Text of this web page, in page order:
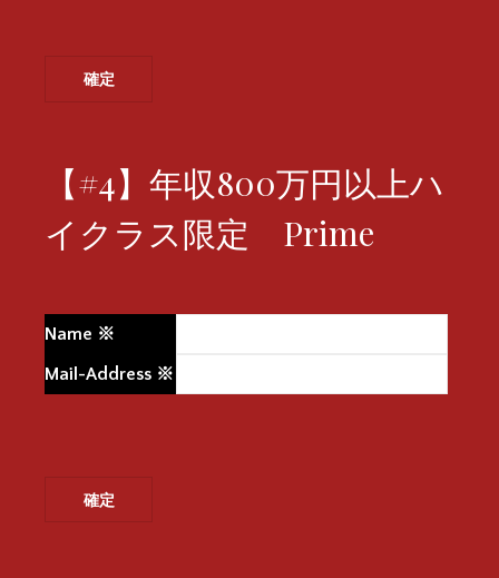
【#4】年収800万円以上ハ
イクラス限定 Prime
Name ※
Mail-Address ※